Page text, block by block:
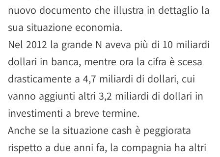
nuovo documento che illustra in dettaglio la
sua situazione economia.
Nel 2012 la grande N aveva più di 10 miliardi
dollari in banca, mentre ora la cifra è scesa
drasticamente a 4,7 miliardi di dollari, cui
vanno aggiunti altri 3,2 miliardi di dollari in
investimenti a breve termine.
Anche se la situazione cash è peggiorata
rispetto a due anni fa, la compagnia ha altri